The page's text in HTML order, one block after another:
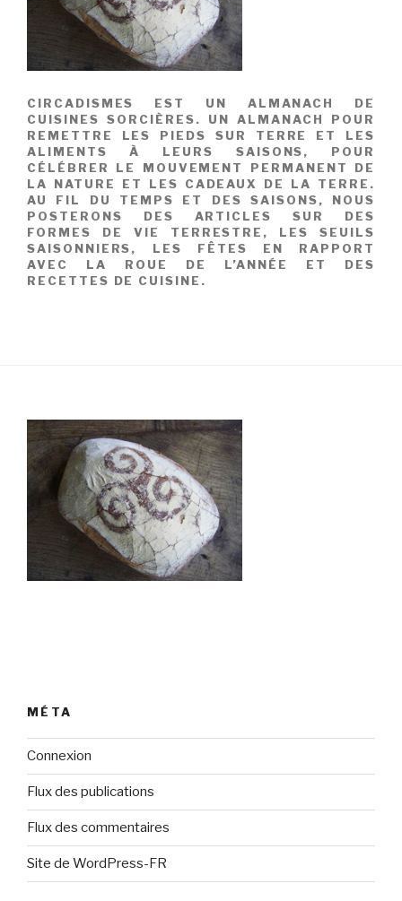
CIRCADISMES EST UN ALMANACH DE
CUISINES SORCIÈRES. UN ALMANACH POUR
REMETTRE LES PIEDS SUR TERRE ET LES
ALIMENTS À LEURS SAISONS, POUR
CÉLÉBRER LE MOUVEMENT PERMANENT DE
LA NATURE ET LES CADEAUX DE LA TERRE.
AU FIL DU TEMPS ET DES SAISONS, NOUS
POSTERONS DES ARTICLES SUR DES
FORMES DE VIE TERRESTRE, LES SEUILS
SAISONNIERS, LES FÊTES EN RAPPORT
AVEC LA ROUE DE L’ANNÉE ET DES
RECETTES DE CUISINE.
MÉTA
Connexion
Flux des publications
Flux des commentaires
Site de WordPress-FR